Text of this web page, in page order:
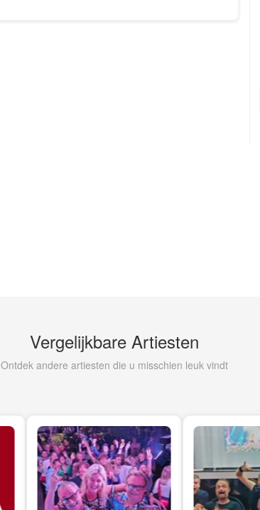
Vergelijkbare Artiesten
Ontdek andere artiesten die u misschien leuk vindt